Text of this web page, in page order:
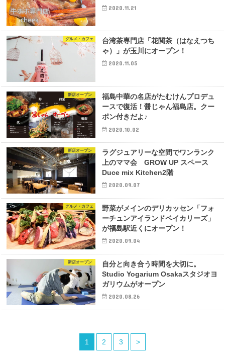
2020.11.21
グルメ・カフェ
台湾茶専門店「花閲茶（はなえつち
ゃ）」が玉川にオープン！
2020.11.05
新店オープン
福島中華の名店がたむけんプロデュ
ースで復活！醤じゃん福島店。クー
ポン付きだよ♪
2020.10.02
新店オープン
ラグジュアリーな空間でワンランク
上のママ会 GROW UP スペース
Duce mix Kitchen2階
2020.09.07
グルメ・カフェ
野菜がメインのデリカッセン「フォ
ーチュンアイランドベイカリーズ」
が福島駅近くにオープン！
2020.09.04
新店オープン
自分と向き合う時間を大切に。
Studio Yogarium Osakaスタジオヨ
ガリウムがオープン
2020.08.26
1 2 3 >